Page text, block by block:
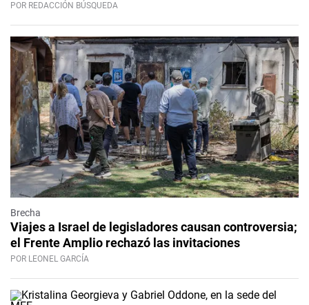
POR REDACCIÓN BÚSQUEDA
Brecha
Viajes a Israel de legisladores causan controversia;
el Frente Amplio rechazó las invitaciones
POR LEONEL GARCÍA